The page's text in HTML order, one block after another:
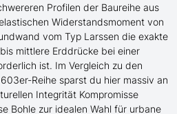
ren Profilen der Baureihe aus
Widerstandsmoment von
vom Typ Larssen die exakte
mittlere Erddrücke bei einer
ist. Im Vergleich zu den
Reihe sparst du hier massiv an
Integrität Kompromisse
Bohle zur idealen Wahl für urbane